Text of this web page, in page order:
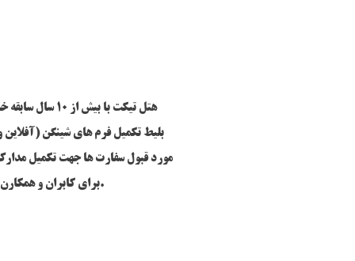
هتل تیکت با بیش
بلیط تکمیل فرم های شینگن (آفلاین
مورد قبول سفارت ها جهت تکمیل مدارک
برای کابران و همکارن محترم فراهم می نماید.